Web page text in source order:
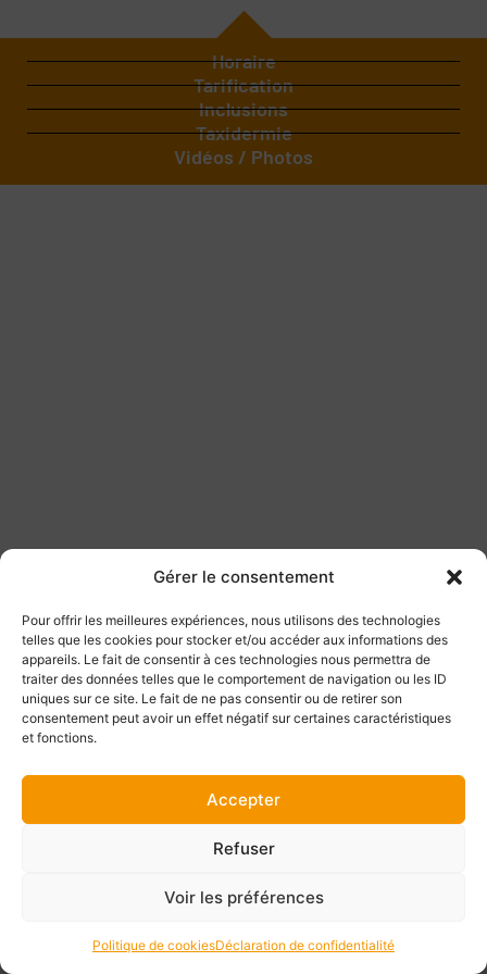
Gérer le consentement
Pour offrir les meilleures expériences, nous utilisons des technologies
telles que les cookies pour stocker et/ou accéder aux informations des
appareils. Le fait de consentir à ces technologies nous permettra de
traiter des données telles que le comportement de navigation ou les ID
uniques sur ce site. Le fait de ne pas consentir ou de retirer son
consentement peut avoir un effet négatif sur certaines caractéristiques
et fonctions.
Accepter
Refuser
Voir les préférences
Politique de cookiesDéclaration de confidentialité
Horaire
Tarification
Inclusions
Taxidermie
Vidéos / Photos